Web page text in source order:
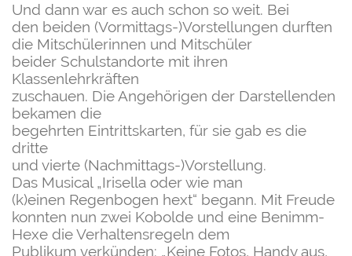
Und dann war es auch schon so weit. Bei
den beiden (Vormittags-)Vorstellungen durften
die Mitschülerinnen und Mitschüler
beider Schulstandorte mit ihren
Klassenlehrkräften
zuschauen. Die Angehörigen der Darstellenden
bekamen die
begehrten Eintrittskarten, für sie gab es die
dritte
und vierte (Nachmittags-)Vorstellung.
Das Musical „Irisella oder wie man
(k)einen Regenbogen hext“ begann. Mit Freude
konnten nun zwei Kobolde und eine Benimm-
Hexe die Verhaltensregeln dem
Publikum verkünden: „Keine Fotos, Handy aus,